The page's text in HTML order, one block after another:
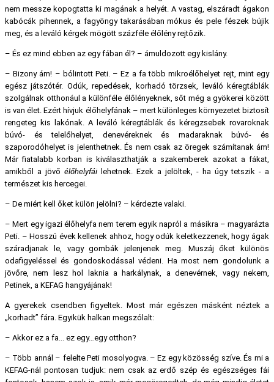
nem messze kopogtatta ki magának a helyét. A vastag, elszáradt ágakon
kabócák pihennek, a fagyöngy takarásában mókus és pele fészek bújik
meg, és a leváló kérgek mögött százféle élőlény rejtőzik.
– És ez mind ebben az egy fában él? – ámuldozott egy kislány.
– Bizony ám! – bólintott Peti. – Ez a fa több mikroélőhelyet rejt, mint egy
egész játszótér. Odúk, repedések, korhadó törzsek, leváló kéregtáblák
szolgálnak otthonául a különféle élőlényeknek, sőt még a gyökerei között
is van élet. Ezért hívjuk élőhelyfának – mert különleges környezetet biztosít
rengeteg kis lakónak. A leváló kéregtáblák és kéregzsebek rovaroknak
búvó- és telelőhelyet, denevéreknek és madaraknak búvó- és
szaporodóhelyet is jelenthetnek. És nem csak az öregek számítanak ám!
Már fiatalabb korban is kiválaszthatják a szakemberek azokat a fákat,
amikből a jövő élőhelyfái lehetnek. Ezek a jelöltek, - ha úgy tetszik - a
természet kis hercegei.
– De miért kell őket külön jelölni? – kérdezte valaki.
– Mert egy igazi élőhelyfa nem terem egyik napról a másikra – magyarázta
Peti. – Hosszú évek kellenek ahhoz, hogy odúk keletkezzenek, hogy ágak
száradjanak le, vagy gombák jelenjenek meg. Muszáj őket különös
odafigyeléssel és gondoskodással védeni. Ha most nem gondolunk a
jövőre, nem lesz hol laknia a harkálynak, a denevérnek, vagy nekem,
Petinek, a KEFAG hangyájának!
A gyerekek csendben figyeltek. Most már egészen másként néztek a
„korhadt” fára. Egyikük halkan megszólalt:
– Akkor ez a fa... ez egy…egy otthon?
– Több annál – felelte Peti mosolyogva. – Ez egy közösség szíve. És mi a
KEFAG-nál pontosan tudjuk: nem csak az erdő szép és egészséges fái